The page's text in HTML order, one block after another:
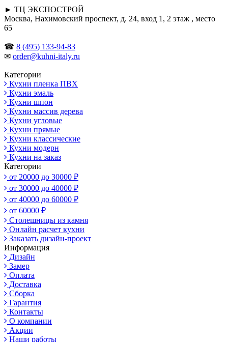
► ТЦ ЭКСПОСТРОЙ
Москва, Нахимовский проспект, д. 24, вход 1, 2 этаж , место
65
☎ 8 (495) 133-94-83
✉ order@kuhni-italy.ru
Категории
Кухни пленка ПВХ
Кухни эмаль
Кухни шпон
Кухни массив дерева
Кухни угловые
Кухни прямые
Кухни классические
Кухни модерн
Кухни на заказ
Категории
от 20000 до 30000 ₽
от 30000 до 40000 ₽
от 40000 до 60000 ₽
от 60000 ₽
Столешницы из камня
Онлайн расчет кухни
Заказать дизайн-проект
Информация
Дизайн
Замер
Оплата
Доставка
Сборка
Гарантия
Контакты
О компании
Акции
Наши работы